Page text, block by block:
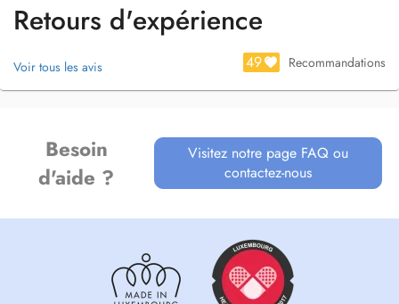
Retours d'expérience
Voir tous les avis 49 Recommandations
Besoin
d'aide ?
Visitez notre page FAQ ou
contactez-nous